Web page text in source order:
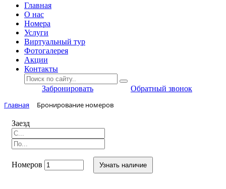
Главная
O нас
Номера
Услуги
Виртуальный тур
Фотогалерея
Акции
Контакты
Забронировать Обратный звонок
Главная Бронирование номеров
Заезд
Номеров Узнать наличие